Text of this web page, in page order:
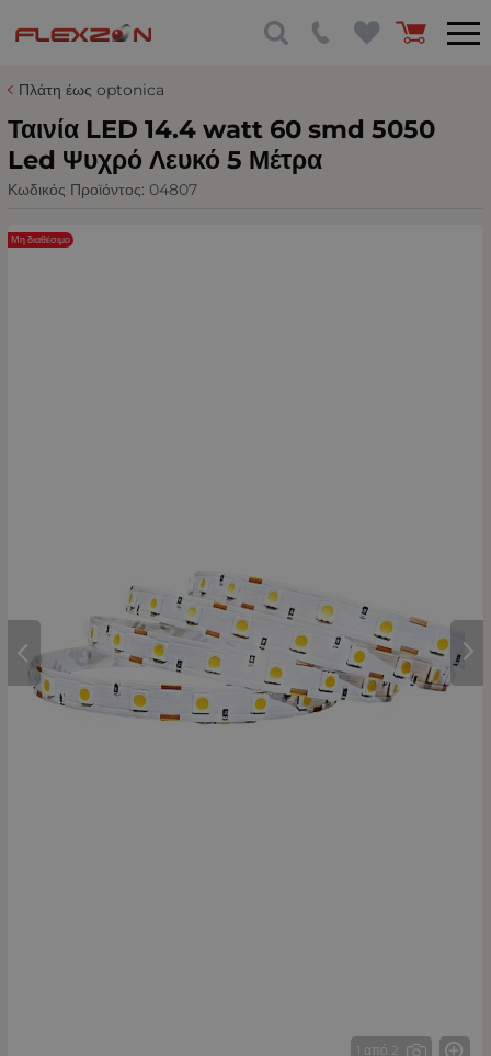
Πλάτη έως optonica
Ταινία LED 14.4 watt 60 smd 5050
Led Ψυχρό Λευκό 5 Μέτρα
Κωδικός Προϊόντος: 04807
1 από 2
Μη διαθέσιμο